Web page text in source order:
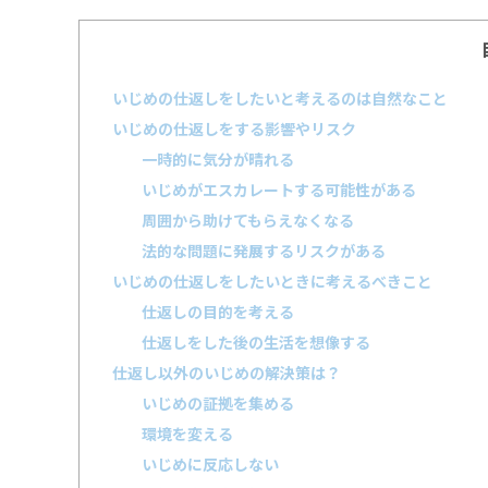
いじめの仕返しをしたいと考えるのは自然なこと
いじめの仕返しをする影響やリスク
一時的に気分が晴れる
いじめがエスカレートする可能性がある
周囲から助けてもらえなくなる
法的な問題に発展するリスクがある
いじめの仕返しをしたいときに考えるべきこと
仕返しの目的を考える
仕返しをした後の生活を想像する
仕返し以外のいじめの解決策は？
いじめの証拠を集める
環境を変える
いじめに反応しない